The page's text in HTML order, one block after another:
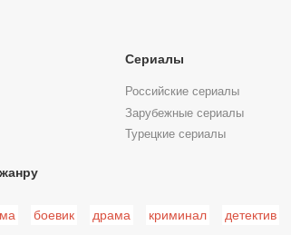
Сериалы
Российские сериалы
Зарубежные сериалы
Турецкие сериалы
боевик драма криминал детектив